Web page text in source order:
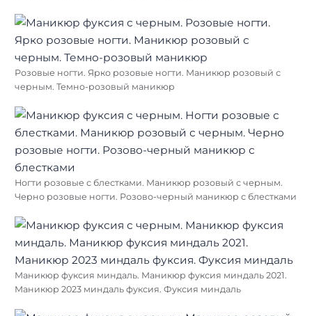
Розовые ногти. Ярко розовые ногти. Маникюр розовый с
черным. Темно-розовый маникюр
Ногти розовые с блестками. Маникюр розовый с черным.
Черно розовые ногти. Розово-черный маникюр с блестками
Маникюр фуксия миндаль. Маникюр фуксия миндаль 2021.
Маникюр 2023 миндаль фуксия. Фуксия миндаль